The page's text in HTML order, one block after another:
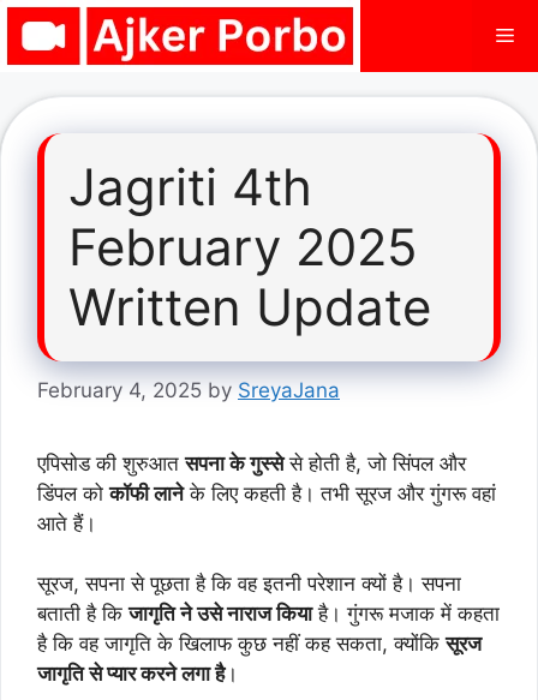
Skip
Jagriti 4th
February 2025
Written Update
February 4, 2025 by SreyaJana
एपिसोड की शुरुआतसपना के गुस्सेसे होती है, जो सिंपल और
डिंपल कोकॉफी लानेके लिए कहती है। तभी सूरज और गुंगरू वहां
आते हैं।
सूरज, सपना से पूछता है कि वह इतनी परेशान क्यों है। सपना
बताती है किजागृति ने उसे नाराज कियाहै। गुंगरू मजाक में कहता
है कि वह जागृति के खिलाफ कुछ नहीं कह सकता, क्योंकिसूरज
जागृति से प्यार करने लगा है।